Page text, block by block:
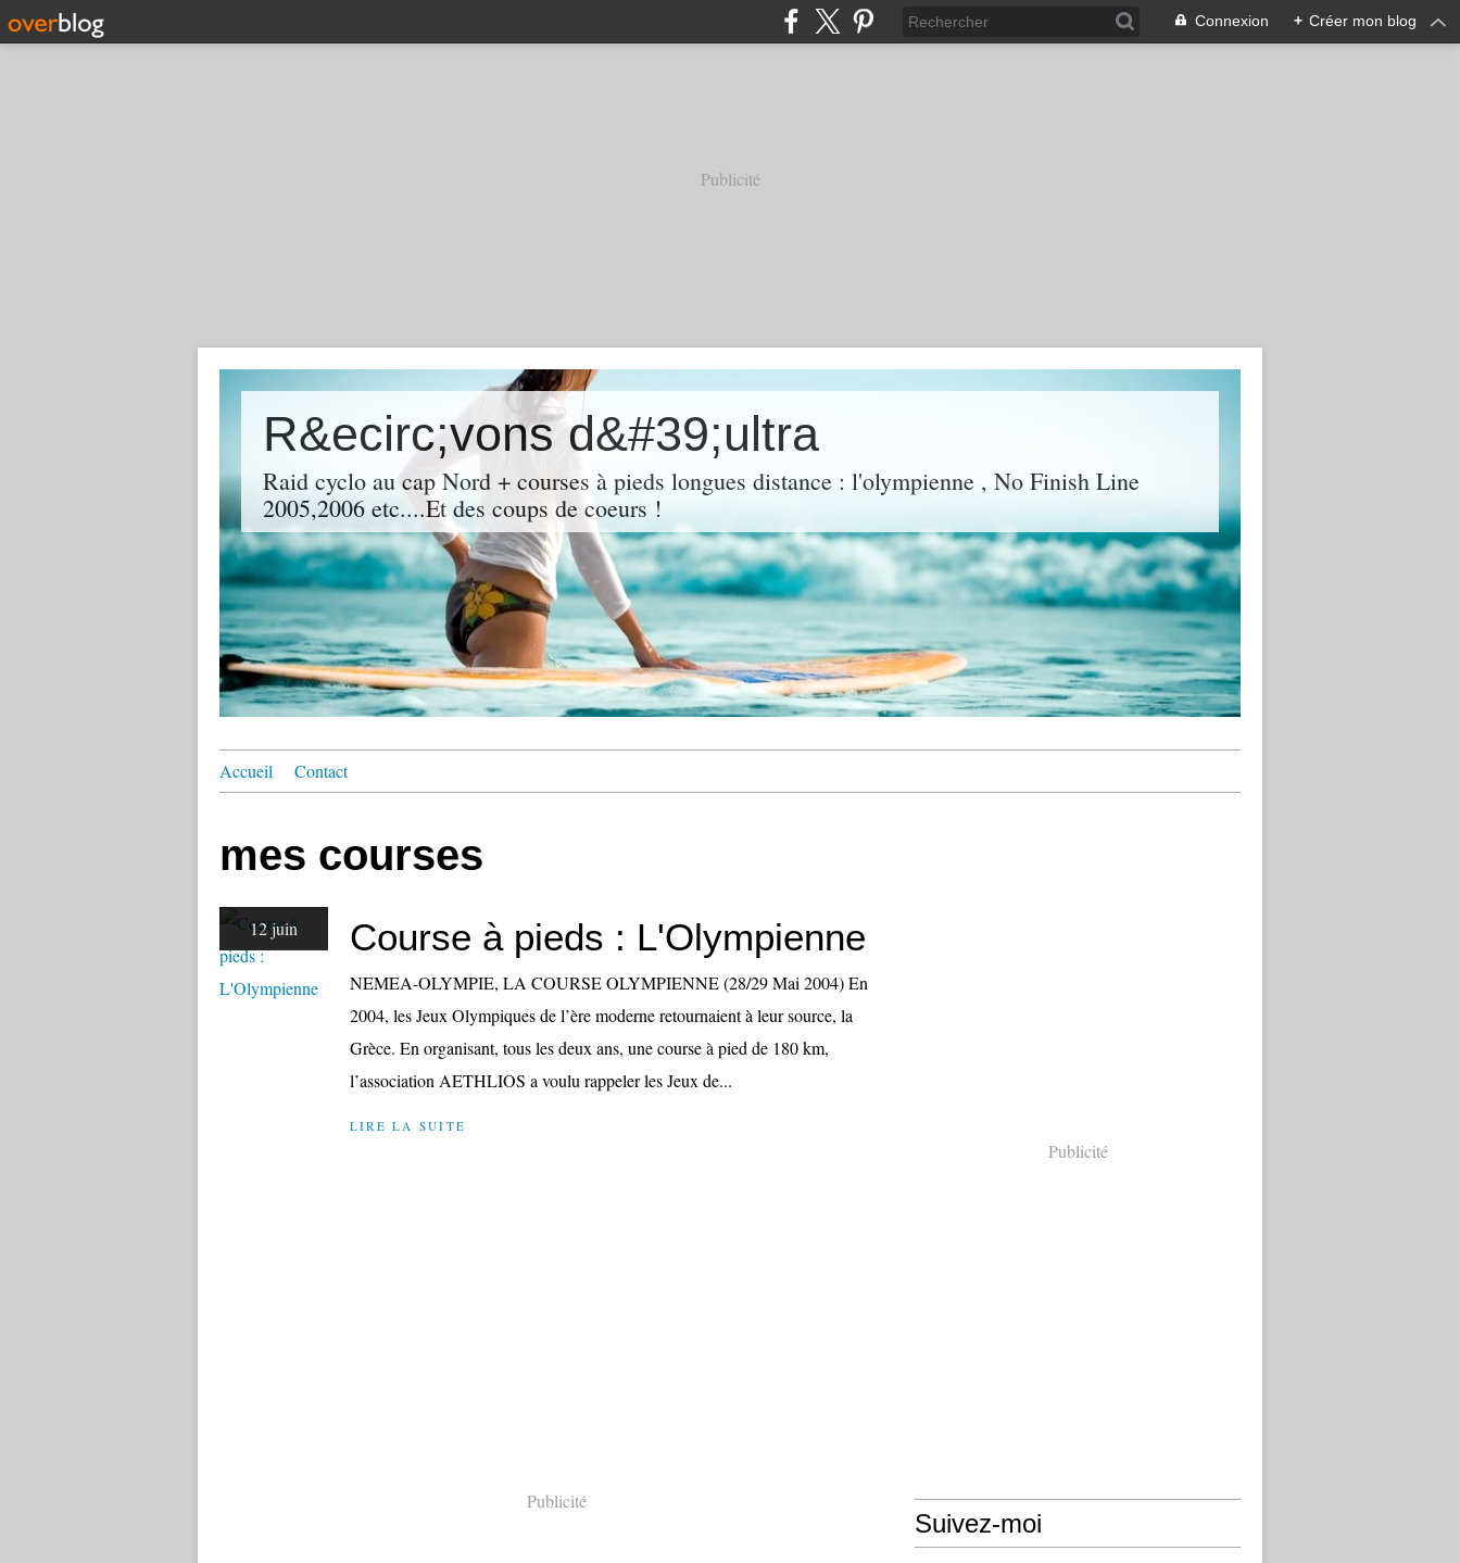
Connexion + Créer mon blog
Publicité
R&ecirc;vons d&#39;ultra
Raid cyclo au cap Nord + courses à pieds longues distance : l'olympienne , No Finish Line
2005,2006 etc....Et des coups de coeurs !
Accueil Contact
mes courses
12 juin Course à pieds : L'Olympienne
NEMEA-OLYMPIE, LA COURSE OLYMPIENNE (28/29 Mai 2004) En
2004, les Jeux Olympiques de l’ère moderne retournaient à leur source, la
Grèce. En organisant, tous les deux ans, une course à pied de 180 km,
l’association AETHLIOS a voulu rappeler les Jeux de...
LIRE LA SUITE
Publicité
Publicité
Suivez-moi